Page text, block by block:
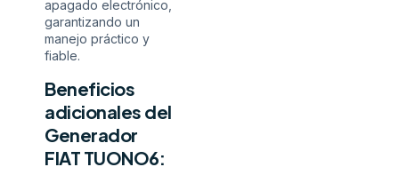
apagado electrónico,
garantizando un
manejo práctico y
fiable.
Beneficios
adicionales del
Generador
FIAT TUONO6: